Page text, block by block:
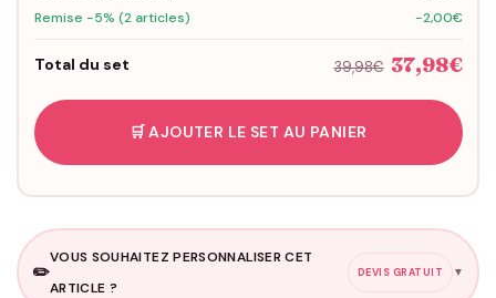
Remise -5% (2 articles)
-2,00€
Total du set 39,98€ 37,98€
🛒 AJOUTER LE SET AU PANIER
✏️
VOUS SOUHAITEZ PERSONNALISER CET
ARTICLE ?
DEVIS GRATUIT ▼